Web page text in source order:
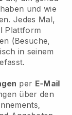
und wie
Jedes Mal,
Plattform
(Besuche,
in seinem
per E-Mail
über den